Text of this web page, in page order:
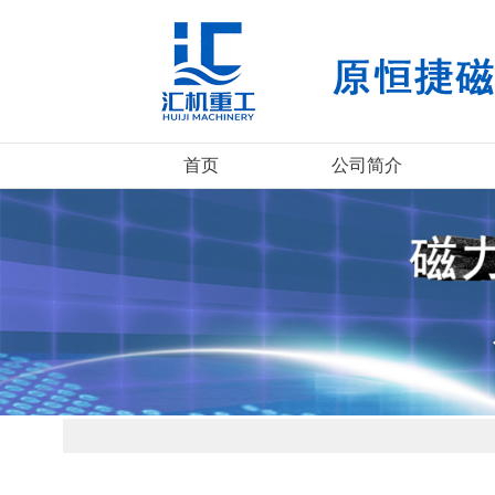
首页 公司简介